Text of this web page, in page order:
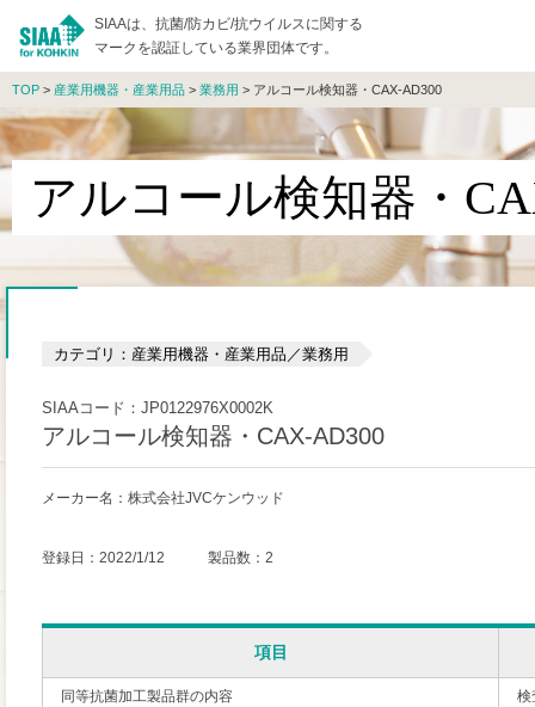
SIAAは、抗菌/防カビ/抗ウイルスに関する
マークを認証している業界団体です。
TOP > 産業用機器・産業用品 > 業務用 > アルコール検知器・CAX-AD300
アルコール検知器・
カテゴリ：産業用機器・産業用品／業務用
SIAAコード：JP0122976X0002K
アルコール検知器・CAX-AD300
メーカー名：株式会社JVCケンウッド
登録日：2022/1/12 製品数：2
項目
同等抗菌加工製品群の内容 検